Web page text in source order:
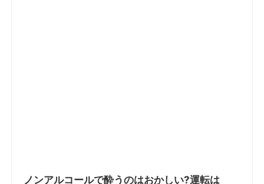
ノンアルコールで酔うのはおかしい?運転は